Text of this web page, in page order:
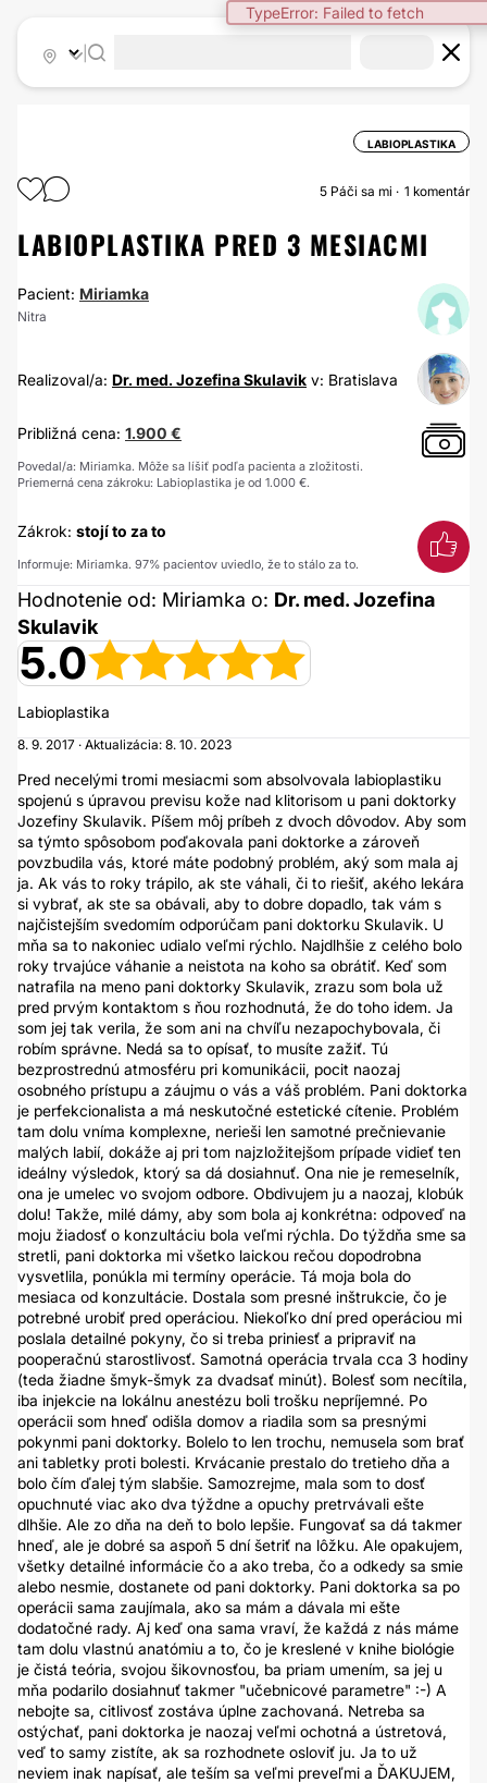
TypeError: Failed to fetch
LABIOPLASTIKA
5 Páči sa mi 1 komentár
LABIOPLASTIKA PRED 3 MESIACMI
Pacient: Miriamka
Nitra
Realizoval/a: Dr. med. Jozefina Skulavik v: Bratislava
Približná cena: 1.900 €
Povedal/a: Miriamka. Môže sa líšiť podľa pacienta a zložitosti.
Priemerná cena zákroku: Labioplastika je od 1.000 €.
Zákrok: stojí to za to
Informuje: Miriamka. 97% pacientov uviedlo, že to stálo za to.
Hodnotenie od: Miriamka o: Dr. med. Jozefina
Skulavik
5.0
Labioplastika
8. 9. 2017 · Aktualizácia: 8. 10. 2023
Pred necelými tromi mesiacmi som absolvovala labioplastiku
spojenú s úpravou previsu kože nad klitorisom u pani doktorky
Jozefiny Skulavik. Píšem môj príbeh z dvoch dôvodov. Aby som
sa týmto spôsobom poďakovala pani doktorke a zároveň
povzbudila vás, ktoré máte podobný problém, aký som mala aj
ja. Ak vás to roky trápilo, ak ste váhali, či to riešiť, akého lekára
si vybrať, ak ste sa obávali, aby to dobre dopadlo, tak vám s
najčistejším svedomím odporúčam pani doktorku Skulavik. U
mňa sa to nakoniec udialo veľmi rýchlo. Najdlhšie z celého bolo
roky trvajúce váhanie a neistota na koho sa obrátiť. Keď som
natrafila na meno pani doktorky Skulavik, zrazu som bola už
pred prvým kontaktom s ňou rozhodnutá, že do toho idem. Ja
som jej tak verila, že som ani na chvíľu nezapochybovala, či
robím správne. Nedá sa to opísať, to musíte zažiť. Tú
bezprostrednú atmosféru pri komunikácii, pocit naozaj
osobného prístupu a záujmu o vás a váš problém. Pani doktorka
je perfekcionalista a má neskutočné estetické cítenie. Problém
tam dolu vníma komplexne, nerieši len samotné prečnievanie
malých labií, dokáže aj pri tom najzložitejšom prípade vidieť ten
ideálny výsledok, ktorý sa dá dosiahnuť. Ona nie je remeselník,
ona je umelec vo svojom odbore. Obdivujem ju a naozaj, klobúk
dolu! Takže, milé dámy, aby som bola aj konkrétna: odpoveď na
moju žiadosť o konzultáciu bola veľmi rýchla. Do týždňa sme sa
stretli, pani doktorka mi všetko laickou rečou dopodrobna
vysvetlila, ponúkla mi termíny operácie. Tá moja bola do
mesiaca od konzultácie. Dostala som presné inštrukcie, čo je
potrebné urobiť pred operáciou. Niekoľko dní pred operáciou mi
poslala detailné pokyny, čo si treba priniesť a pripraviť na
pooperačnú starostlivosť. Samotná operácia trvala cca 3 hodiny
(teda žiadne šmyk-šmyk za dvadsať minút). Bolesť som necítila,
iba injekcie na lokálnu anestézu boli trošku nepríjemné. Po
operácii som hneď odišla domov a riadila som sa presnými
pokynmi pani doktorky. Bolelo to len trochu, nemusela som brať
ani tabletky proti bolesti. Krvácanie prestalo do tretieho dňa a
bolo čím ďalej tým slabšie. Samozrejme, mala som to dosť
opuchnuté viac ako dva týždne a opuchy pretrvávali ešte
dlhšie. Ale zo dňa na deň to bolo lepšie. Fungovať sa dá takmer
hneď, ale je dobré sa aspoň 5 dní šetriť na lôžku. Ale opakujem,
všetky detailné informácie čo a ako treba, čo a odkedy sa smie
alebo nesmie, dostanete od pani doktorky. Pani doktorka sa po
operácii sama zaujímala, ako sa mám a dávala mi ešte
dodatočné rady. Aj keď ona sama vraví, že každá z nás máme
tam dolu vlastnú anatómiu a to, čo je kreslené v knihe biológie
je čistá teória, svojou šikovnosťou, ba priam umením, sa jej u
mňa podarilo dosiahnuť takmer "učebnicové parametre" :-) A
nebojte sa, citlivosť zostáva úplne zachovaná. Netreba sa
ostýchať, pani doktorka je naozaj veľmi ochotná a ústretová,
veď to samy zistíte, ak sa rozhodnete osloviť ju. Ja to už
neviem inak napísať, ale teším sa veľmi preveľmi a ĎAKUJEM,